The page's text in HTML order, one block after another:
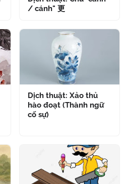
/ cánh" 更
Dịch thuật: Xảo thủ
hào đoạt (Thành ngữ
cố sự)